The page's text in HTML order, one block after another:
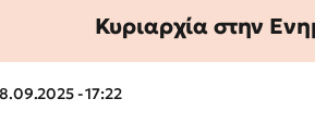
Κυριαρχία στην
- 17:22